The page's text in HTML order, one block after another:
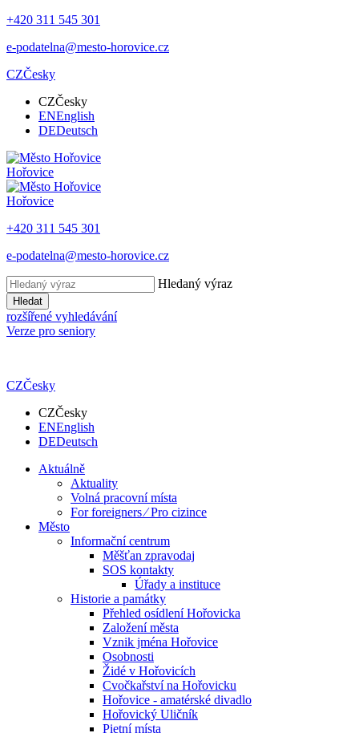
+420 311 545 301
e-podatelna@mesto-horovice.cz
CZČesky
CZČesky
ENEnglish
DEDeutsch
Hořovice
Hořovice
+420 311 545 301
e-podatelna@mesto-horovice.cz
Hledaný výraz
Hledat
rozšířené vyhledávání
Verze pro seniory
CZČesky
CZČesky
ENEnglish
DEDeutsch
Aktuálně
Aktuality
Volná pracovní místa
For foreigners ⁄ Pro cizince
Město
Informační centrum
Měšťan zpravodaj
SOS kontakty
Úřady a instituce
Historie a památky
Přehled osídlení Hořovicka
Založení města
Vznik jména Hořovice
Osobnosti
Židé v Hořovicích
Cvočkařství na Hořovicku
Hořovice - amatérské divadlo
Hořovický Uličník
Pietní místa